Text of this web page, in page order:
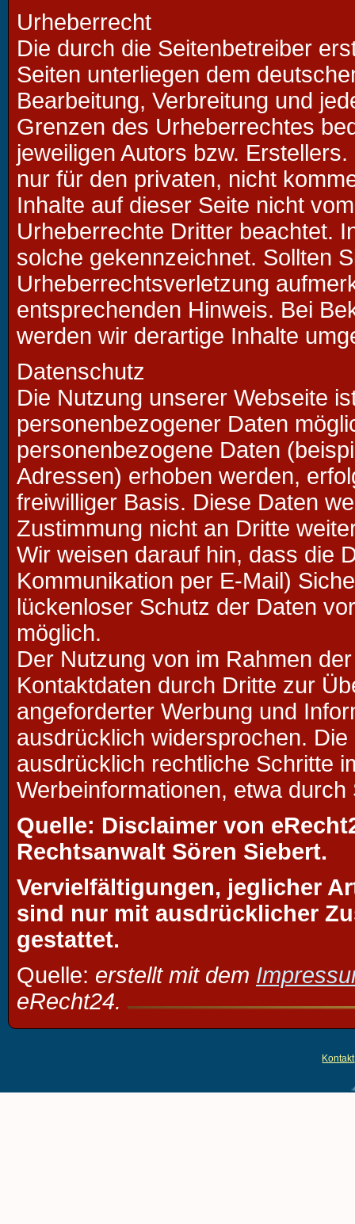
Urheberrecht
Die durch die Seitenbetreiber
Seiten unterliegen dem
Bearbeitung, Verbreitung und
Grenzen des Urheberrechtes
jeweiligen Autors bzw.
nur für den privaten, nicht
Inhalte auf dieser Seite nicht
Urheberrechte Dritter beachtet.
solche gekennzeichnet. Sollten
Urheberrechtsverletzung
entsprechenden Hinweis. Bei
werden wir derartige Inhalte
Datenschutz
Die Nutzung unserer Webseite
personenbezogener Daten
personenbezogene Daten
Adressen) erhoben werden,
freiwilliger Basis. Diese Daten
Zustimmung nicht an Dritte
Wir weisen darauf hin, dass die
Kommunikation per E-Mail)
lückenloser Schutz der Daten
möglich.
Der Nutzung von im Rahmen
Kontaktdaten durch Dritte zur
angeforderter Werbung und
ausdrücklich widersprochen.
ausdrücklich rechtliche Schritte
Werbeinformationen, etwa durch
Quelle: Disclaimer von
Rechtsanwalt Sören Siebert.
Vervielfältigungen, jeglicher
sind nur mit ausdrücklicher
gestattet.
Quelle: erstellt mit dem
eRecht24.
Kontakt